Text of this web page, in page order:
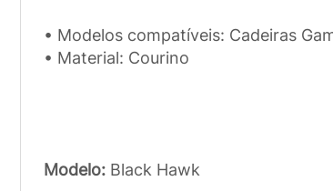
• Modelos compatíveis: Cadeiras
• Material: Courino
Modelo: Black Hawk